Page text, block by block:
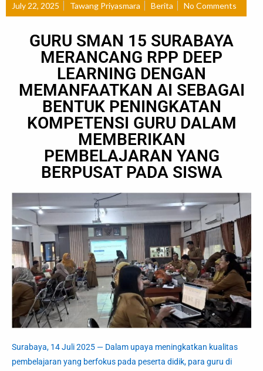
July 22, 2025 Tawang Priyasmara Berita No Comments
GURU SMAN 15 SURABAYA
MERANCANG RPP DEEP
LEARNING DENGAN
MEMANFAATKAN AI SEBAGAI
BENTUK PENINGKATAN
KOMPETENSI GURU DALAM
MEMBERIKAN
PEMBELAJARAN YANG
BERPUSAT PADA SISWA
Surabaya, 14 Juli 2025 — Dalam upaya meningkatkan kualitas
pembelajaran yang berfokus pada peserta didik, para guru di